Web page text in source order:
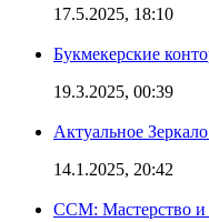
17.5.2025, 18:10
Букмекерские
19.3.2025, 00:39
Актуальное
14.1.2025, 20:42
CCM: Мастерство